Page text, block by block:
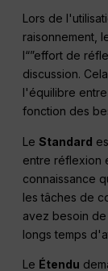
Lors de
raisonnement,
l“”effort de
discussion.
l'équilibre
fonction des
LeStandard
entre réflexion
connaissance
les tâches de
avez besoin
longs temps
Le Étendu